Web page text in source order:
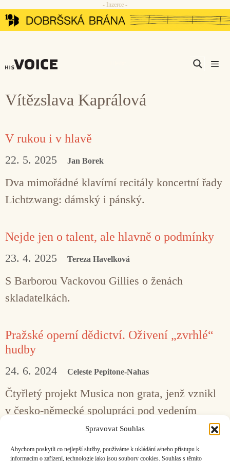
Spravovat Souhlas
Abychom poskytli co nejlepší služby, používáme k ukládání a/nebo přístupu k
informacím o zařízení, technologie jako jsou soubory cookies. Souhlas s těmito
Přeskočit
na
- Inzerce -
Vítězslava Kaprálová
V rukou i v hlavě
22. 5. 2025 Jan Borek
Dva mimořádné klavírní recitály koncertní řady
Lichtzwang: dámský i pánský.
Nejde jen o talent, ale hlavně o podmínky
23. 4. 2025 Tereza Havelková
S Barborou Vackovou Gillies o ženách
skladatelkách.
Pražské operní dědictví. Oživení „zvrhlé“
hudby
24. 6. 2024 Celeste Pepitone-Nahas
Čtyřletý projekt Musica non grata, jenž vznikl
v česko-německé spolupráci pod vedením
Národního divadla, připomenul bohatou
mozaiku pražské hudební scény před